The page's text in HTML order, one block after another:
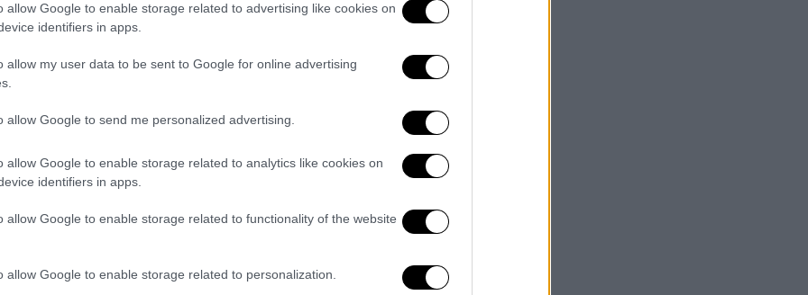
allow Google to enable storage related to advertising like cookies on
identifiers in apps.
allow my user data to be sent to Google for online advertising
allow Google to send me personalized advertising.
allow Google to enable storage related to analytics like cookies on
identifiers in apps.
allow Google to enable storage related to functionality of the website
allow Google to enable storage related to personalization.
διαφορά τερμάτων (10-3, +7), κάτι
εφόσον νικήσει και τον Ηρακλή καθώς
τερμάτων. Απ' την πλευρά της η ΑΕΚ
τόσο ο Παναθηναϊκός, όσο κι ο
στα δικά τους παιχνίδια, θα έχουν τη
Οπότε οι Κιτρινόμαυροι είναι εν
Νίκολιτς με πολλές βασικές
προβλήματα απέναντι στον ΟΦΗ,
που ήθελε για να πάρει μία